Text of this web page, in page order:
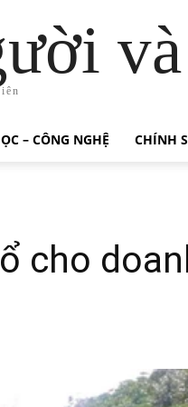
– CÔNG NGHỆ CHÍNH
cho